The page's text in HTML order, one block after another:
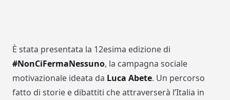
È stata presentata la 12esima edizione di
#NonCiFermaNessuno, la campagna sociale
motivazionale ideata da Luca Abete. Un percorso
fatto di storie e dibattiti che attraverserà l’Italia in